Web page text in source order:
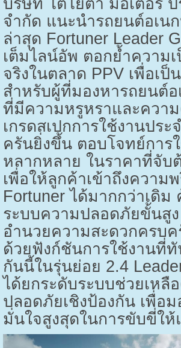
บริษัท โตโยต้า มอเตอร์ ป
จำกัด แนะนำรถยนต์อเน
ล่าสุด Fortuner Leader
เต็มไลน์อัพ ตอกย้ำความ
จริงในตลาด PPV เพื่อเป็
สำหรับผู้ที่มองหารถยนต์อ
ที่มีความหรูหราและควา
เกรดสเปกการใช้งานปร
ครันยิ่งขึ้น ตอบโจทย์การ
หลากหลาย ในราคาที่จับ
เพื่อให้ลูกค้าเข้าถึงความ
Fortunerได้มากกว่าเดิม
ระบบความปลอดภัยขั้นสู
อำนวยความสะดวกครบ
ด้วยฟังก์ชันการใช้งานที่
กันนี้ในรุ่นย่อย 2.4
ได้ยกระดับระบบช่วยเหลื
ปลอดภัยเชิงป้องกัน เพื่อ
มั่นใจสูงสุดในการขับขี่ให้